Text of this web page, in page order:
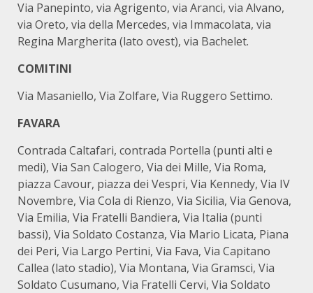
Via Panepinto, via Agrigento, via Aranci, via Alvano,
via Oreto, via della Mercedes, via Immacolata, via
Regina Margherita (lato ovest), via Bachelet.
COMITINI
Via Masaniello, Via Zolfare, Via Ruggero Settimo.
FAVARA
Contrada Caltafari, contrada Portella (punti alti e
medi), Via San Calogero, Via dei Mille, Via Roma,
piazza Cavour, piazza dei Vespri, Via Kennedy, Via IV
Novembre, Via Cola di Rienzo, Via Sicilia, Via Genova,
Via Emilia, Via Fratelli Bandiera, Via Italia (punti
bassi), Via Soldato Costanza, Via Mario Licata, Piana
dei Peri, Via Largo Pertini, Via Fava, Via Capitano
Callea (lato stadio), Via Montana, Via Gramsci, Via
Soldato Cusumano, Via Fratelli Cervi, Via Soldato